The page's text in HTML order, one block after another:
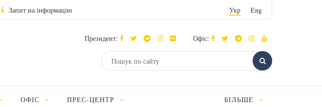
Запит на інформацію Укр Eng
Президент: Офіс:
ОФІС ПРЕС-ЦЕНТР БІЛЬШЕ